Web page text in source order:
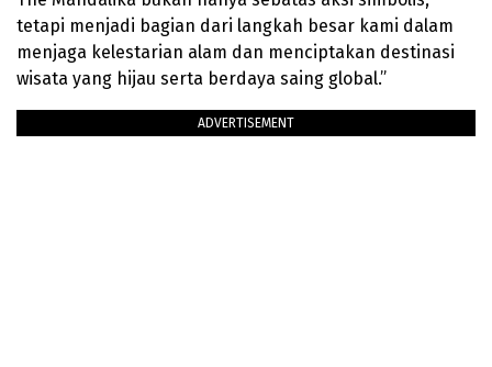
tetapi menjadi bagian dari langkah besar kami dalam
menjaga kelestarian alam dan menciptakan destinasi
wisata yang hijau serta berdaya saing global.”
ADVERTISEMENT